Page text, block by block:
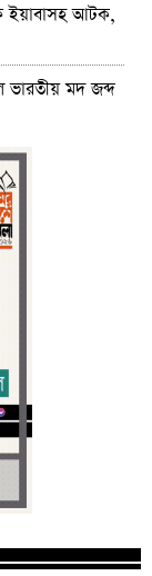
ইয়াবাসহ আটক,
ভারতীয় মদ জব্দ